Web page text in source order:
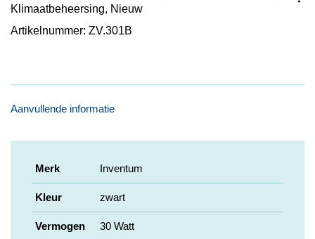
Klimaatbeheersing, Nieuw
Artikelnummer: ZV.301B
Aanvullende informatie
Merk Inventum
Kleur zwart
Vermogen 30 Watt